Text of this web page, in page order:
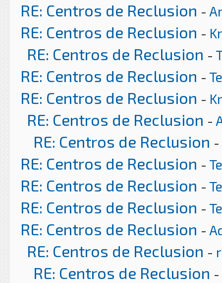
RE: Centros de Reclusion -
RE: Centros de Reclusion -
RE: Centros de Reclusion -
RE: Centros de Reclusion -
RE: Centros de Reclusion -
RE: Centros de Reclusion -
RE: Centros de Reclusion -
RE: Centros de Reclusion -
RE: Centros de Reclusion -
RE: Centros de Reclusion -
RE: Centros de Reclusion -
RE: Centros de Reclusion -
RE: Centros de Reclusion -